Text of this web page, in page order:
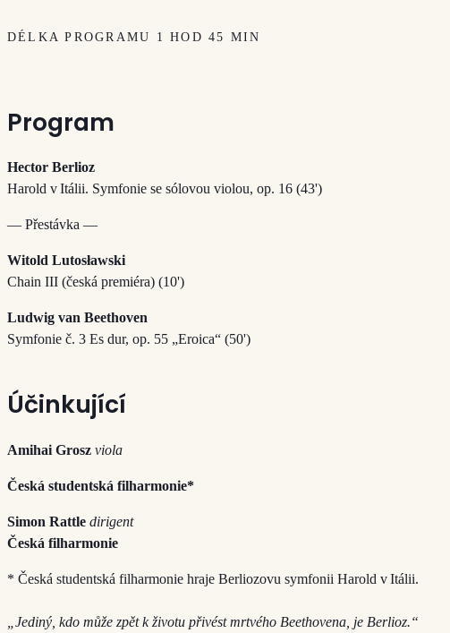
DÉLKA PROGRAMU 1 HOD 45 MIN
Program
Hector Berlioz
Harold v Itálii. Symfonie se sólovou violou, op. 16 (43')
— Přestávka —
Witold Lutosławski
Chain III (česká premiéra) (10')
Ludwig van Beethoven
Symfonie č. 3 Es dur, op. 55 „Eroica“ (50')
Účinkující
Amihai Grosz viola
Česká studentská filharmonie*
Simon Rattle dirigent
Česká filharmonie
* Česká studentská filharmonie hraje Berliozovu symfonii Harold v Itálii.
„Jediný, kdo může zpět k životu přivést mrtvého Beethovena, je Berlioz.“